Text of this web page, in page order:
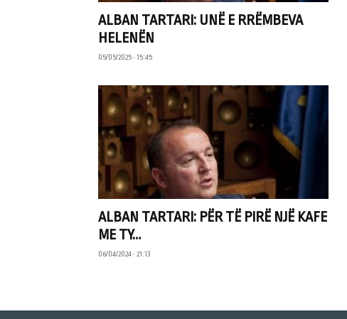
ALBAN TARTARI: UNË E RRËMBEVA
HELENËN
05/05/2025 • 15:45
ALBAN TARTARI: PËR TË PIRË NJË KAFE
ME TY…
06/04/2024 • 21:13